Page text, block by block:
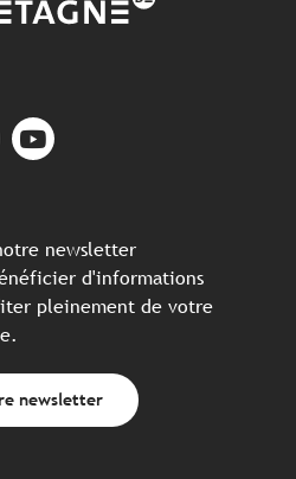
newsletter
d'informations
pleinement de votre
newsletter